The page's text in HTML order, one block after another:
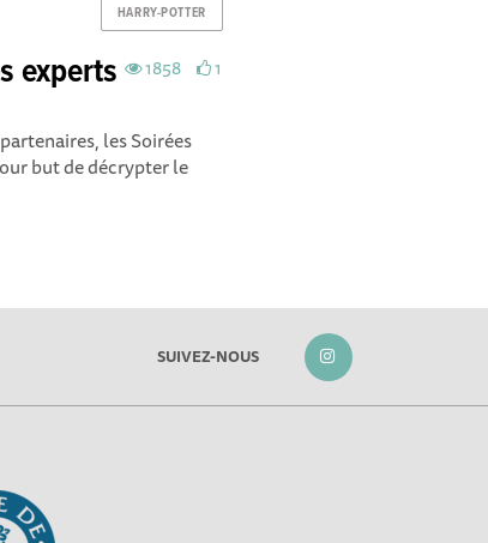
HARRY-POTTER
1858 1
experts
les Soirées
but de décrypter le
SUIVEZ-NOUS